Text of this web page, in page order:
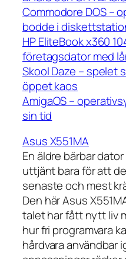
Commodore DOS –
bodde i
HP EliteBook x360
företagsdator med
Skool Daze – spelet
öppet kaos
AmigaOS –
sin tid
Asus X551MA
En äldre bärbar
uttjänt bara för att
senaste och mest
Den här Asus
talet har fått nytt liv
hur fri programvara
hårdvara användbar